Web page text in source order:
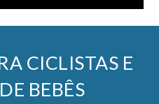
CICLISTAS E
BEBÊS